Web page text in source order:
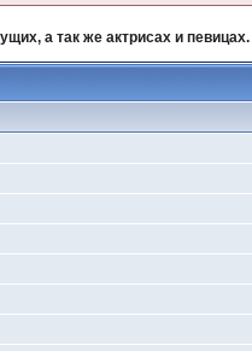
а так же актрисах и певицах.